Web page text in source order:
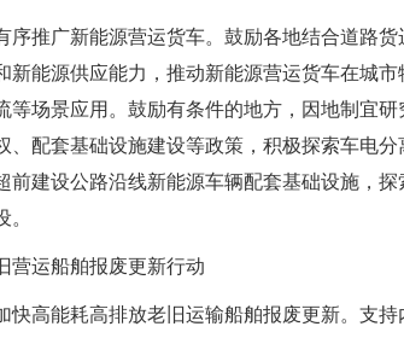
序推广新能源营运货车。鼓励各地结合道路
新能源供应能力，推动新能源营运货车在城
等场景应用。鼓励有条件的地方，因地制宜
、配套基础设施建设等政策，积极探索车电
前建设公路沿线新能源车辆配套基础设施，探
。
营运船舶报废更新行动
快高能耗高排放老旧运输船舶报废更新。支